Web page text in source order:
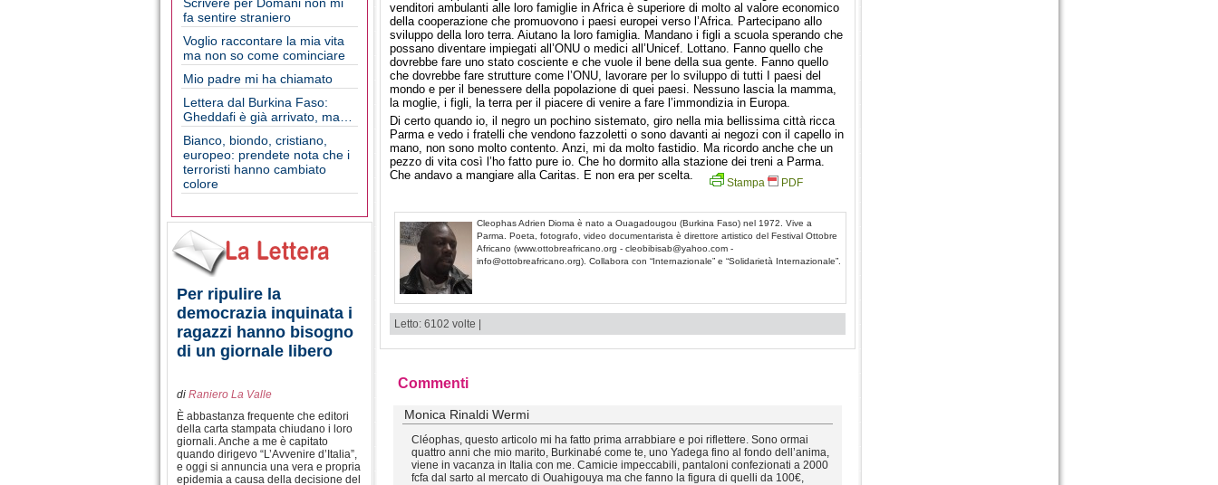
fa sentire straniero
Voglio raccontare la mia vita
ma non so come cominciare
Mio padre mi ha chiamato
Lettera dal Burkina Faso:
Gheddafi è già arrivato, ma…
Bianco, biondo, cristiano,
europeo: prendete nota che i
terroristi hanno cambiato
colore
Per ripulire la
democrazia inquinata i
ragazzi hanno bisogno
di un giornale libero
di Raniero La Valle
È abbastanza frequente che editori
della carta stampata chiudano i loro
giornali. Anche a me è capitato
quando dirigevo “L’Avvenire d’Italia”,
e oggi si annuncia una vera e propria
epidemia a causa della decisione del
venditori ambulanti alle loro famiglie in Africa è superiore di molto al valore economico
della cooperazione che promuovono i paesi europei verso l’Africa. Partecipano allo
sviluppo della loro terra. Aiutano la loro famiglia. Mandano i figli a scuola sperando che
possano diventare impiegati all’ONU o medici all’Unicef. Lottano. Fanno quello che
dovrebbe fare uno stato cosciente e che vuole il bene della sua gente. Fanno quello
che dovrebbe fare strutture come l’ONU, lavorare per lo sviluppo di tutti I paesi del
mondo e per il benessere della popolazione di quei paesi. Nessuno lascia la mamma,
la moglie, i figli, la terra per il piacere di venire a fare l’immondizia in Europa.
Di certo quando io, il negro un pochino sistemato, giro nella mia bellissima città ricca
Parma e vedo i fratelli che vendono fazzoletti o sono davanti ai negozi con il capello in
mano, non sono molto contento. Anzi, mi da molto fastidio. Ma ricordo anche che un
pezzo di vita così l’ho fatto pure io. Che ho dormito alla stazione dei treni a Parma.
Che andavo a mangiare alla Caritas. E non era per scelta.
Stampa PDF
Cleophas Adrien Dioma è nato a Ouagadougou (Burkina Faso) nel 1972. Vive a
Parma. Poeta, fotografo, video documentarista è direttore artistico del Festival Ottobre
Africano (www.ottobreafricano.org - cleobibisab@yahoo.com -
info@ottobreafricano.org). Collabora con “Internazionale” e “Solidarietà Internazionale”.
Letto: 6102 volte |
Commenti
Monica Rinaldi Wermi
Cléophas, questo articolo mi ha fatto prima arrabbiare e poi riflettere. Sono ormai
quattro anni che mio marito, Burkinabé come te, uno Yadega fino al fondo dell’anima,
viene in vacanza in Italia con me. Camicie impeccabili, pantaloni confezionati a 2000
fcfa dal sarto al mercato di Ouahigouya ma che fanno la figura di quelli da 100€,